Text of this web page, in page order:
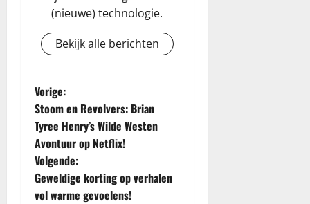
(nieuwe) technologie.
Bekijk alle berichten
B
e
r
i
Vorige:
Stoom en Revolvers: Brian
Tyree Henry’s Wilde Westen
Avontuur op Netflix!
Volgende:
Geweldige korting op verhalen
vol warme gevoelens!